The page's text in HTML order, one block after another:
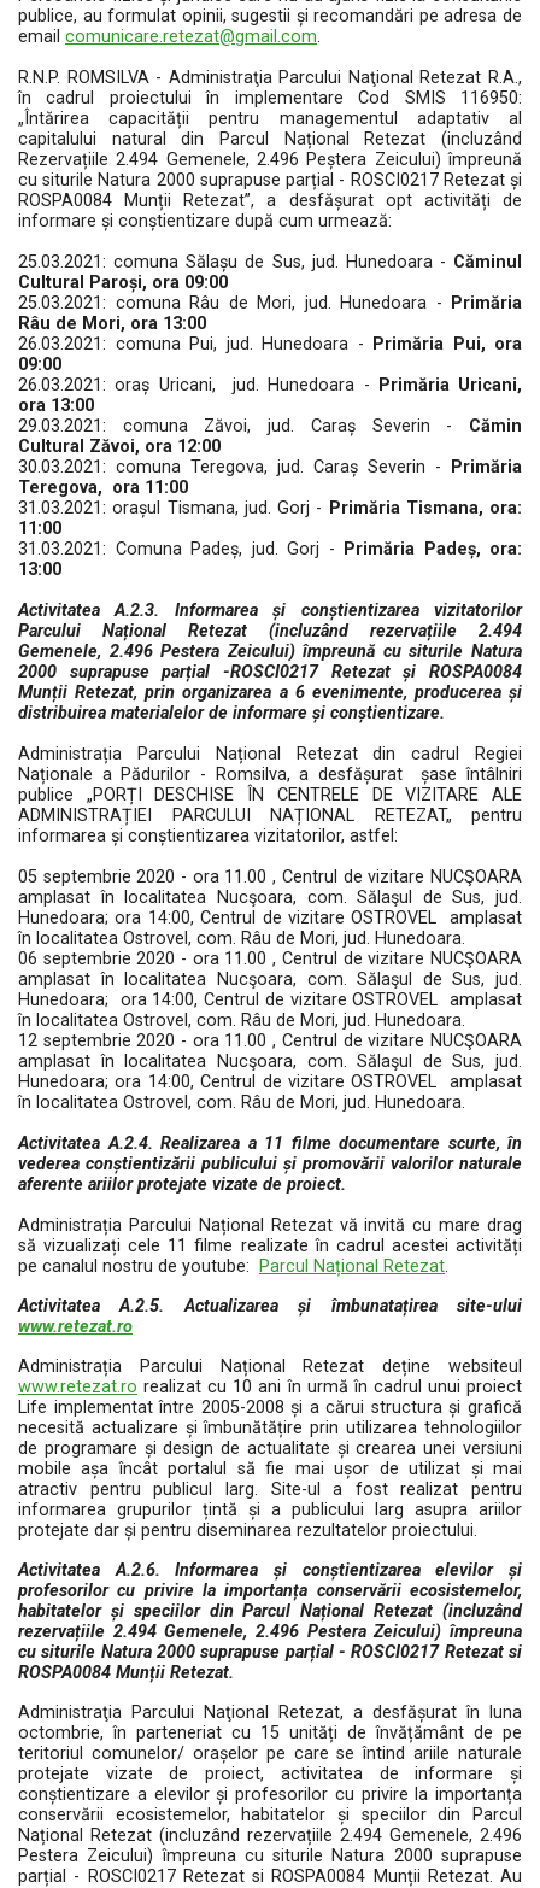
publice, au formulat opinii, sugestii și recomandări pe adresa de
email comunicare.retezat@gmail.com.
R.N.P. ROMSILVA - Administraţia Parcului Naţional Retezat R.A.,
în cadrul proiectului în implementare Cod SMIS 116950:
„Întărirea capacității pentru managementul adaptativ al
capitalului natural din Parcul Național Retezat (incluzând
Rezervațiile 2.494 Gemenele, 2.496 Peștera Zeicului) împreună
cu siturile Natura 2000 suprapuse parțial - ROSCI0217 Retezat și
ROSPA0084 Munții Retezat”, a desfășurat opt activități de
informare și conștientizare după cum urmează:
25.03.2021: comuna Sălașu de Sus, jud. Hunedoara - Căminul
Cultural Paroși, ora 09:00
25.03.2021: comuna Râu de Mori, jud. Hunedoara -
Primăria
Râu de Mori, ora 13:00
26.03.2021: comuna Pui, jud. Hunedoara - Primăria Pui, ora
09:00
26.03.2021: oraș Uricani, jud. Hunedoara -
Primăria Uricani,
ora 13:00
29.03.2021: comuna Zăvoi, jud. Caraș Severin - Cămin
Cultural Zăvoi, ora 12:00
30.03.2021: comuna Teregova, jud. Caraș Severin - Primăria
Teregova, ora 11:00
31.03.2021: orașul Tismana, jud. Gorj - Primăria Tismana, ora:
11:00
31.03.2021: Comuna Padeș, jud. Gorj -
Primăria Padeș, ora:
13:00
Activitatea A.2.3. Informarea și conștientizarea vizitatorilor
Parcului Național Retezat (incluzând rezervațiile 2.494
Gemenele, 2.496 Pestera Zeicului) împreună cu siturile Natura
2000 suprapuse parțial -ROSCI0217 Retezat și ROSPA0084
Munții Retezat, prin organizarea a 6 evenimente, producerea și
distribuirea materialelor de informare și conștientizare.
Administrația Parcului Național Retezat din cadrul Regiei
Naționale a Pădurilor - Romsilva, a desfășurat șase întâlniri
publice „PORȚI DESCHISE ÎN CENTRELE DE VIZITARE ALE
ADMINISTRAȚIEI PARCULUI NAȚIONAL RETEZAT„ pentru
informarea și conștientizarea vizitatorilor, astfel:
05 septembrie 2020 - ora 11.00 , Centrul de vizitare NUCŞOARA
amplasat în localitatea Nucşoara, com. Sălaşul de Sus, jud.
Hunedoara; ora 14:00, Centrul de vizitare OSTROVEL amplasat
în localitatea Ostrovel, com. Râu de Mori, jud. Hunedoara.
06 septembrie 2020 - ora 11.00 , Centrul de vizitare NUCŞOARA
amplasat în localitatea Nucşoara, com. Sălaşul de Sus, jud.
Hunedoara; ora 14:00, Centrul de vizitare OSTROVEL amplasat
în localitatea Ostrovel, com. Râu de Mori, jud. Hunedoara.
12 septembrie 2020 - ora 11.00 , Centrul de vizitare NUCŞOARA
amplasat în localitatea Nucşoara, com. Sălaşul de Sus, jud.
Hunedoara; ora 14:00, Centrul de vizitare OSTROVEL amplasat
în localitatea Ostrovel, com. Râu de Mori, jud. Hunedoara.
Activitatea A.2.4. Realizarea a 11 filme documentare scurte, în
vederea conștientizării publicului și promovării valorilor naturale
aferente ariilor protejate vizate de proiect.
Administrația Parcului Național Retezat vă invită cu mare drag
să vizualizați cele 11 filme realizate în cadrul acestei activități
pe canalul nostru de youtube:
Parcul Național Retezat.
Activitatea A.2.5. Actualizarea și îmbunatațirea site-ului
www.retezat.ro
Administrația Parcului Național Retezat deține websiteul
www.retezat.ro realizat cu 10 ani în urmă în cadrul unui proiect
Life implementat între 2005-2008 și a cărui structura și grafică
necesită actualizare și îmbunătățire prin utilizarea tehnologiilor
de programare și design de actualitate și crearea unei versiuni
mobile așa încât portalul să fie mai ușor de utilizat și mai
atractiv pentru publicul larg. Site-ul a fost realizat pentru
informarea grupurilor țintă și a publicului larg asupra ariilor
protejate dar și pentru diseminarea rezultatelor proiectului.
Activitatea A.2.6. Informarea și conștientizarea elevilor și
profesorilor cu privire la importanța conservării ecosistemelor,
habitatelor și speciilor din Parcul Național Retezat (incluzând
rezervațiile 2.494 Gemenele, 2.496 Pestera Zeicului) împreuna
cu siturile Natura 2000 suprapuse parțial - ROSCI0217 Retezat si
ROSPA0084 Munții Retezat.
Administraţia Parcului Naţional Retezat, a desfășurat în luna
octombrie, în parteneriat cu 15 unități de învățământ de pe
teritoriul comunelor/ orașelor pe care se întind ariile naturale
protejate vizate de proiect, activitatea de informare și
conștientizare a elevilor și profesorilor cu privire la importanța
conservării ecosistemelor, habitatelor și speciilor din Parcul
Național Retezat (incluzând rezervațiile 2.494 Gemenele, 2.496
Pestera Zeicului) împreuna cu siturile Natura 2000 suprapuse
parțial - ROSCI0217 Retezat si ROSPA0084 Munții Retezat. Au